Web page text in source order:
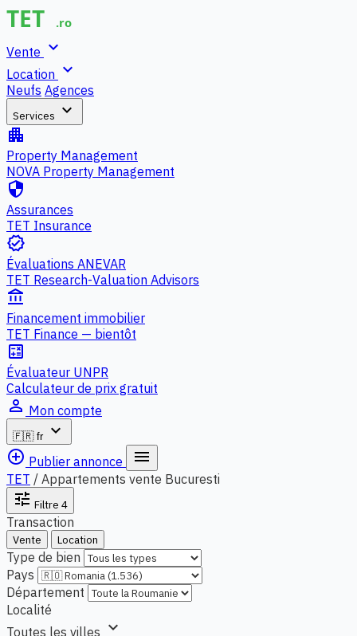
Vente expand_more
Location expand_more
Neufs Agences
Services expand_more
apartment
Property Management
NOVA Property Management
security
Assurances
TET Insurance
verified
Évaluations ANEVAR
TET Research-Valuation Advisors
account_balance
Financement immobilier
TET Finance — bientôt
calculate
Évaluateur UNPR
Calculateur de prix gratuit
person_outline Mon compte
🇫🇷 fr
expand_more
add_circle_outline Publier annonce menu
TET / Appartements vente Bucuresti
tune Filtre 4
Transaction
Vente Location
Type de bien
Pays
Département
Localité
Toutes les villes expand_more